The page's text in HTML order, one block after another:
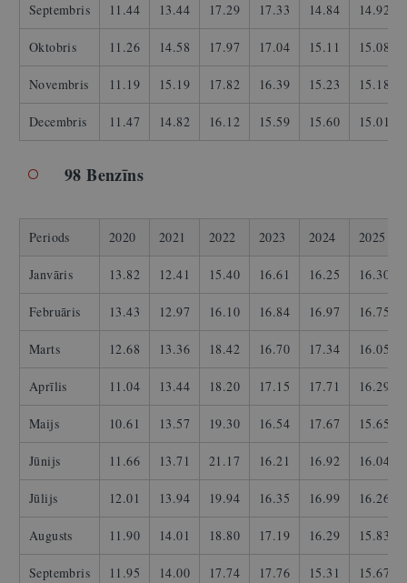
Septembris 11.44 13.44 17.29 17.33 14.84 14.92
Oktobris 11.26 14.58 17.97 17.04 15.11 15.08
Novembris 11.19 15.19 17.82 16.39 15.23 15.18
Decembris 11.47 14.82 16.12 15.59 15.60 15.01
98 Benzīns
Periods 2020 2021 2022 2023 2024 2025
Janvāris 13.82 12.41 15.40 16.61 16.25 16.30
Februāris 13.43 12.97 16.10 16.84 16.97 16.75
Marts 12.68 13.36 18.42 16.70 17.34 16.05
Aprīlis 11.04 13.44 18.20 17.15 17.71 16.29
Maijs 10.61 13.57 19.30 16.54 17.67 15.65
Jūnijs 11.66 13.71 21.17 16.21 16.92 16.04
Jūlijs 12.01 13.94 19.94 16.35 16.99 16.26
Augusts 11.90 14.01 18.80 17.19 16.29 15.83
Septembris 11.95 14.00 17.74 17.76 15.31 15.67